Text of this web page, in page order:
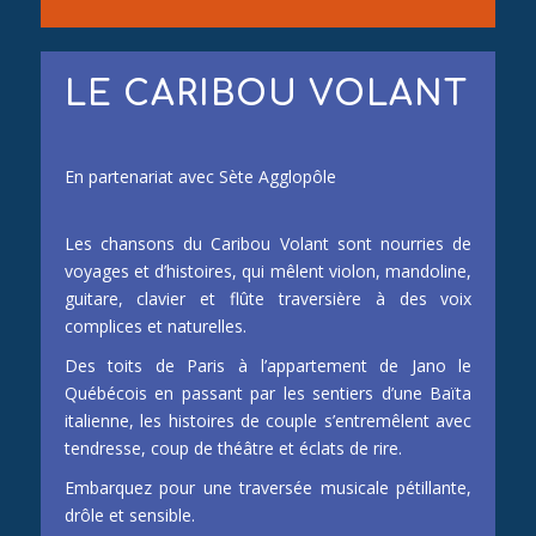
LE CARIBOU VOLANT
En partenariat avec Sète Agglopôle
Les chansons du Caribou Volant sont nourries de
voyages et d’histoires, qui mêlent violon, mandoline,
guitare, clavier et flûte traversière à des voix
complices et naturelles.
Des toits de Paris à l’appartement de Jano le
Québécois en passant par les sentiers d’une Baïta
italienne, les histoires de couple s’entremêlent avec
tendresse, coup de théâtre et éclats de rire.
Embarquez pour une traversée musicale pétillante,
drôle et sensible.